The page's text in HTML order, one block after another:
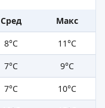
Сред
Макс
8°C
11°C
7°C
9°C
7°C
10°C